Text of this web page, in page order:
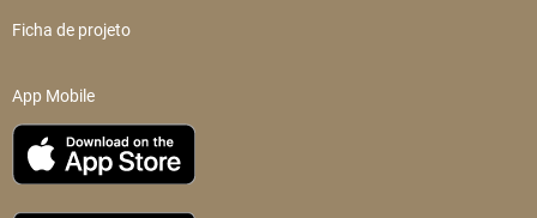
Ficha de projeto
App Mobile